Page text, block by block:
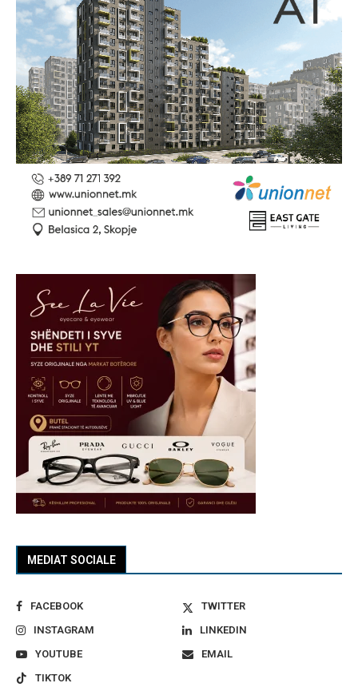
MEDIAT SOCIALE
FACEBOOK
TWITTER
INSTAGRAM
LINKEDIN
YOUTUBE
EMAIL
TIKTOK